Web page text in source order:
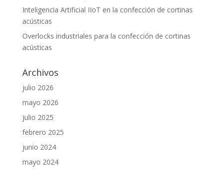
Inteligencia Artificial IIoT en la confección de cortinas
acústicas
Overlocks industriales para la confección de cortinas
acústicas
Archivos
julio 2026
mayo 2026
julio 2025
febrero 2025
junio 2024
mayo 2024